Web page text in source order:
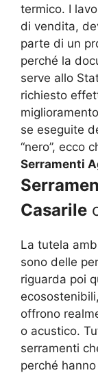
termico. I
di vendita,
parte di un
perché la
serve allo
richiesto
se eseguite
“nero”, ecco
Serramenti
Casarile
La tutela
sono delle
riguarda poi
offrono
o acustico.
serramenti
perché